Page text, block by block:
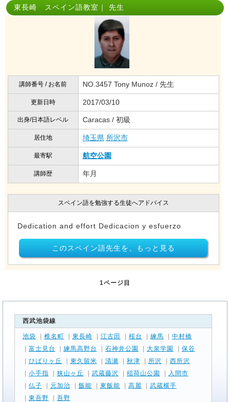
東長崎 スペイン語教室｜ 先生
講師番号 / お名前 NO.3457 Tony Munoz / 先生
更新日時 2017/03/10
出身/日本語レベル Caracas / 初級
居住地 埼玉県 所沢市
最寄駅 航空公園
講師歴 年月
スペイン語を勉強する生徒へアドバイス
Dedication and effort Dedicacion y esfuerzo
このスペイン語先生を、もっと見る
1ページ目
西武池袋線
池袋 | 椎名町 | 東長崎 | 江古田 | 桜台 | 練馬 | 中村橋
| 富士見台 | 練馬高野台 | 石神井公園 | 大泉学園 | 保谷
| ひばりヶ丘 | 東久留米 | 清瀬 | 秋津 | 所沢 | 西所沢
| 小手指 | 狭山ヶ丘 | 武蔵藤沢 | 稲荷山公園 | 入間市
| 仏子 | 元加治 | 飯能 | 東飯能 | 高麗 | 武蔵横手
| 東吾野 | 吾野